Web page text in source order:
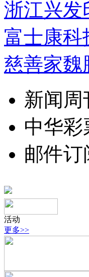
浙江兴发
富士康科
慈善家魏
新闻周
中华彩
邮件订
活动
更多>>